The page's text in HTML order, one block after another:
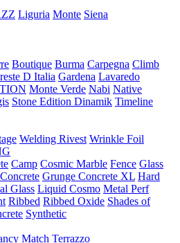
Liguria Monte Siena
Boutique Burma Carpegna Climb
D Italia Gardena Lavaredo
Monte Verde Nabi Native
Stone Edition Dinamik Timeline
Welding Rivest Wrinkle Foil
Camp Cosmic Marble Fence Glass
Grunge Concrete XL Hard
Glass Liquid Cosmo Metal Perf
Ribbed Ribbed Oxide Shades of
Synthetic
Match Terrazzo